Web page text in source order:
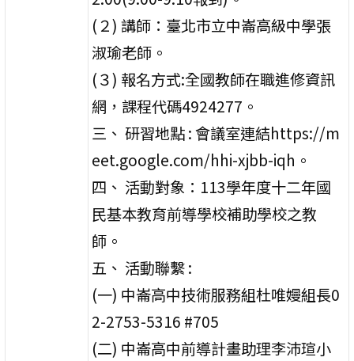
(２) 講師：臺北市立中崙高級中學張
淑瑜老師。
(３) 報名方式:全國教師在職進修資訊
網，課程代碼4924277。
三、 研習地點 : 會議室連結https://m
eet.google.com/hhi-xjbb-iqh。
四、 活動對象：113學年度十二年國
民基本教育前導學校補助學校之教
師。
五、 活動聯繫 :
(一) 中崙高中技術服務組杜唯嫚組長0
2-2753-5316 #705
(二) 中崙高中前導計畫助理李沛瑄小